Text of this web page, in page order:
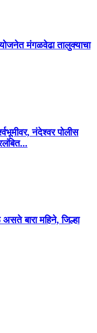
मंगळवेढा तालुक्याचा
नंदेश्वर पोलीस
बारा महिने, जिल्हा